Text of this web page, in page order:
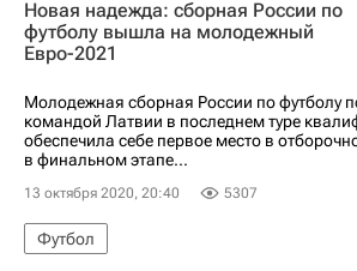
Тамбов
Спартак Москва
Динамо
Локомотив (Москва)
ПФК ЦСКА
Ростов Краснодар
Новая надежда: сборная России по
футболу вышла на молодежный
Евро-2021
Молодежная сборная России по футболу
командой Латвии в последнем туре
обеспечила себе первое место в
в финальном этапе...
13 октября 2020, 20:40 5307
Футбол